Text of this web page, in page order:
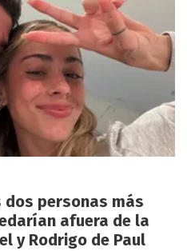
personas más
afuera de la
y Rodrigo de Paul